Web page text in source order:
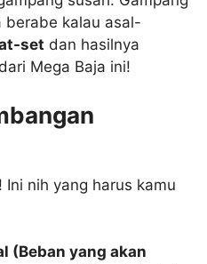
berabe kalau asal-
set dan hasilnya
Mega Baja ini!
nih yang harus kamu
(Beban yang akan